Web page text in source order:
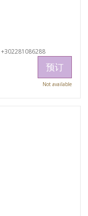
+302281086288
预订
Not available